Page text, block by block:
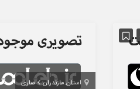
استان مازندران ساری